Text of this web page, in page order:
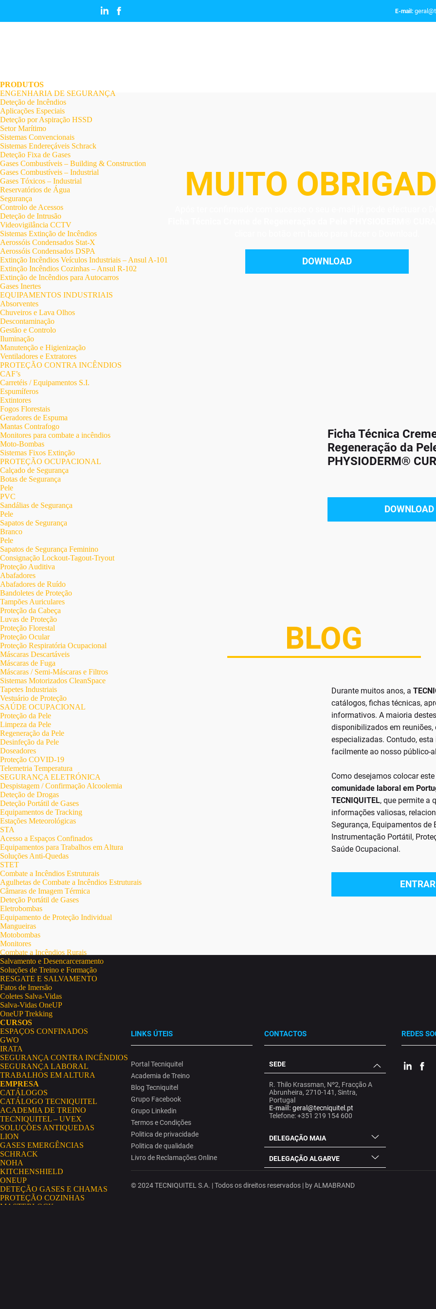
E-mail:
PRODUTOS
ENGENHARIA DE SEGURANÇA
Deteção de Incêndios
Aplicações Especiais
Deteção por Aspiração HSSD
Setor Marítimo
Sistemas Convencionais
Sistemas Endereçáveis Schrack
Deteção Fixa de Gases
Gases Combustíveis – Building & Construction
Gases Combustíveis – Industrial
Gases Tóxicos – Industrial
Reservatórios de Água
Segurança
Controlo de Acessos
Deteção de Intrusão
Videovigilância CCTV
Sistemas Extinção de Incêndios
Aerossóis Condensados Stat-X
Aerossóis Condensados DSPA
Extinção Incêndios Veículos Industriais – Ansul A-101
Extinção Incêndios Cozinhas – Ansul R-102
Extinção de Incêndios para Autocarros
Gases Inertes
EQUIPAMENTOS INDUSTRIAIS
Absorventes
Chuveiros e Lava Olhos
Descontaminação
Gestão e Controlo
Iluminação
Manutenção e Higienização
Ventiladores e Extratores
PROTEÇÃO CONTRA INCÊNDIOS
CAF’s
Carretéis / Equipamentos S.I.
Espumíferos
Extintores
Fogos Florestais
Geradores de Espuma
Mantas Contrafogo
Monitores para combate a incêndios
Moto-Bombas
Sistemas Fixos Extinção
PROTEÇÃO OCUPACIONAL
Calçado de Segurança
Botas de Segurança
Pele
PVC
Sandálias de Segurança
Pele
Sapatos de Segurança
Branco
Pele
Sapatos de Segurança Feminino
Consignação Lockout-Tagout-Tryout
Proteção Auditiva
Abafadores
Abafadores de Ruído
Bandoletes de Proteção
Tampões Auriculares
Proteção da Cabeça
Luvas de Proteção
Proteção Florestal
Proteção Ocular
Proteção Respiratória Ocupacional
Máscaras Descartáveis
Máscaras de Fuga
Máscaras / Semi-Máscaras e Filtros
Sistemas Motorizados CleanSpace
Tapetes Industriais
Vestuário de Proteção
SAÚDE OCUPACIONAL
Proteção da Pele
Limpeza da Pele
Regeneração da Pele
Desinfeção da Pele
Doseadores
Proteção COVID-19
Telemetria Temperatura
SEGURANÇA ELETRÓNICA
Despistagem / Confirmação Alcoolemia
Deteção de Drogas
Deteção Portátil de Gases
Equipamentos de Tracking
Estações Meteorológicas
STA
Acesso a Espaços Confinados
Equipamentos para Trabalhos em Altura
Soluções Anti-Quedas
STET
Combate a Incêndios Estruturais
Agulhetas de Combate a Incêndios Estruturais
Câmaras de Imagem Térmica
Deteção Portátil de Gases
Eletrobombas
Equipamento de Proteção Individual
Mangueiras
Motobombas
Monitores
Combate a Incêndios Rurais
Salvamento e Desencarceramento
Soluções de Treino e Formação
RESGATE E SALVAMENTO
Fatos de Imersão
Coletes Salva-Vidas
Salva-Vidas OneUP
OneUP Trekking
CURSOS
ESPAÇOS CONFINADOS
GWO
IRATA
SEGURANÇA CONTRA INCÊNDIOS
SEGURANÇA LABORAL
TRABALHOS EM ALTURA
EMPRESA
CATÁLOGOS
CATÁLOGO TECNIQUITEL
ACADEMIA DE TREINO
TECNIQUITEL – UVEX
SOLUÇÕES ANTIQUEDAS
LION
GASES EMERGÊNCIAS
SCHRACK
NOHA
KITCHENSHIELD
ONEUP
DETEÇÃO GASES E CHAMAS
PROTEÇÃO COZINHAS
MASTERLOCK
MUITO
DOWNLOAD
Ficha Técnica
Regeneração da
PHYSIODERM®
DOWNLOAD
BLOG
Durante muitos anos, a
catálogos, fichas técnicas,
informativos. A maioria
disponibilizados em
especializadas. Contudo,
facilmente ao nosso público-
Como desejamos colocar
comunidade laboral em
TECNIQUITEL, que permite a
informações valiosas,
Segurança, Equipamentos de
Instrumentação Portátil,
Saúde Ocupacional.
LINKS ÚTEIS
Portal Tecniquitel
Academia de Treino
Blog Tecniquitel
Grupo Facebook
Grupo Linkedin
Termos e Condições
Politica de privacidade
Politica de qualidade
Livro de Reclamações Online
CONTACTOS
SEDE
R. Thilo Krassman, Nº2, Fracção A
Abrunheira, 2710-141, Sintra,
Portugal
E-mail: geral@tecniquitel.pt
Telefone: +351 219 154 600
DELEGAÇÃO MAIA
DELEGAÇÃO ALGARVE
REDES
© 2024 TECNIQUITEL S.A. | Todos os direitos reservados | byALMABRAND